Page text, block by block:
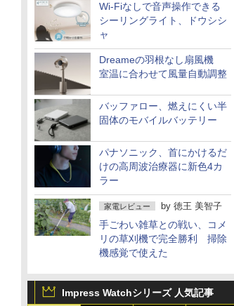
Wi-Fiなしで音声操作できる
シーリングライト、ドウシシ
ャ
Dreameの羽根なし扇風機
室温に合わせて風量自動調整
バッファロー、燃えにくい半
固体のモバイルバッテリー
パナソニック、首にかけるだ
けの高周波治療器に新色4カ
ラー
家電レビュー by 徳王 美智子
手ごわい雑草との戦い、コメ
リの草刈機で完全勝利 掃除
機感覚で使えた
Impress Watchシリーズ 人気記事